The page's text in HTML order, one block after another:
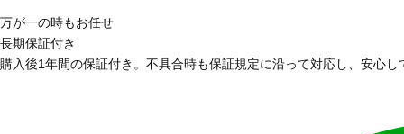
万が一の時もお任せ
長期保証付き
購入後1年間の保証付き。不具合時も保証規定に沿って対応し、安心